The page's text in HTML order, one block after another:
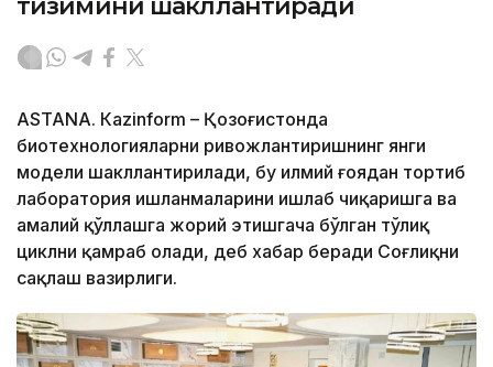
ASTANА. Кazinform – Қозоғистонда
биотехнологияларни ривожлантиришнинг янги
модели шакллантирилади, бу илмий ғоядан тортиб
лаборатория ишланмаларини ишлаб чиқаришга ва
амалий қўллашга жорий этишгача бўлган тўлиқ
циклни қамраб олади, деб хабар беради Соғлиқни
сақлаш вазирлиги.